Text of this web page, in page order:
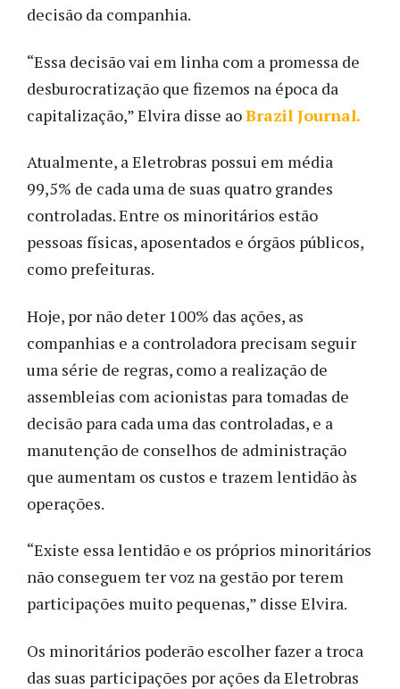
decisão da companhia.
“Essa decisão vai em linha com a promessa de
desburocratização que fizemos na época da
capitalização,” Elvira disse aoBrazil Journal.
Atualmente, a Eletrobras possui em média
99,5% de cada uma de suas quatro grandes
controladas. Entre os minoritários estão
pessoas físicas, aposentados e órgãos públicos,
como prefeituras.
Hoje, por não deter 100% das ações, as
companhias e a controladora precisam seguir
uma série de regras, como a realização de
assembleias com acionistas para tomadas de
decisão para cada uma das controladas, e a
manutenção de conselhos de administração
que aumentam os custos e trazem lentidão às
operações.
“Existe essa lentidão e os próprios minoritários
não conseguem ter voz na gestão por terem
participações muito pequenas,” disse Elvira.
Os minoritários poderão escolher fazer a troca
das suas participações por ações da Eletrobras